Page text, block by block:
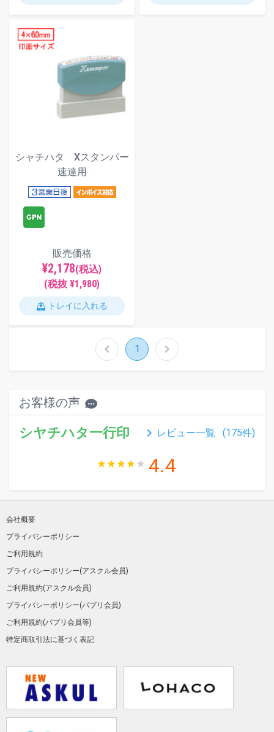
シャチハタ Xスタンパー
速達用
販売価格
¥2,178(税込)
(税抜 ¥1,980)
トレイに入れる
chevron_left 1 chevron_right
お客様の声
シヤチハタ一行印 keyboard_arrow_right レビュー一覧 (175件)
4.4
会社概要
プライバシーポリシー
ご利用規約
プライバシーポリシー(アスクル会員)
ご利用規約(アスクル会員)
プライバシーポリシー(パプリ会員)
ご利用規約(パプリ会員等)
特定商取引法に基づく表記